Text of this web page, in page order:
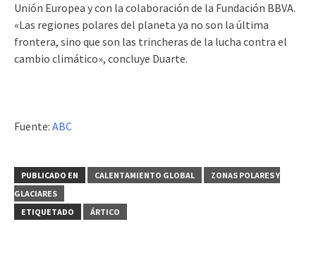
Unión Europea y con la colaboración de la Fundación BBVA.
«Las regiones polares del planeta ya no son la última
frontera, sino que son las trincheras de la lucha contra el
cambio climático», concluye Duarte.
Fuente: ABC
PUBLICADO EN CALENTAMIENTO GLOBAL
ZONAS POLARES Y
GLACIARES
ETIQUETADO
ÁRTICO